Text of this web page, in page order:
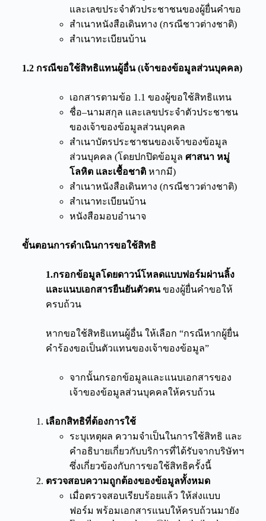
และเลขประจำตัวประชาชนของผู้ยื่นคำขอ
สำเนาหนังสือเดินทาง (กรณีชาวต่างชาติ)
สำเนาทะเบียนบ้าน
1.2 กรณีขอใช้สิทธิแทนผู้อื่น (เจ้าของข้อมูลส่วนบุคคล)
เอกสารตามข้อ 1.1 ของผู้ขอใช้สิทธิแทน
ชื่อ–นามสกุล และเลขประจำตัวประชาชน
ของเจ้าของข้อมูลส่วนบุคคล
สำเนาบัตรประชาชนของเจ้าของข้อมูล
ส่วนบุคคล (โดยปกปิดข้อมูล ศาสนา หมู่
โลหิต และเชื้อชาติหากมี)
สำเนาหนังสือเดินทาง (กรณีชาวต่างชาติ)
สำเนาทะเบียนบ้าน
หนังสือมอบอำนาจ
ขั้นตอนการดำเนินการขอใช้สิทธิ
1.กรอกข้อมูลโดยดาวน์โหลดแบบฟอร์มผ่านลิ้ง
และแนบเอกสารยืนยันตัวตนของผู้ยื่นคำขอให้
ครบถ้วน
หากขอใช้สิทธิแทนผู้อื่น ให้เลือก “กรณีหากผู้ยื่น
คำร้องขอเป็นตัวแทนของเจ้าของข้อมูล”
จากนั้นกรอกข้อมูลและแนบเอกสารของ
เจ้าของข้อมูลส่วนบุคคลให้ครบถ้วน
เลือกสิทธิที่ต้องการใช้
ระบุเหตุผล ความจำเป็นในการใช้สิทธิ และ
คำอธิบายเกี่ยวกับบริการที่ได้รับจากบริษัทฯ
ซึ่งเกี่ยวข้องกับการขอใช้สิทธิครั้งนี้
ตรวจสอบความถูกต้องของข้อมูลทั้งหมด
เมื่อตรวจสอบเรียบร้อยแล้ว ให้ส่งแบบ
ฟอร์ม พร้อมเอกสารแนบให้ครบถ้วนมายัง